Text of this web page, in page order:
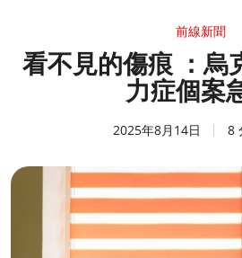
前線新聞
看不見的傷痕 ：烏
力症個案
2025年8月14日 8